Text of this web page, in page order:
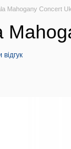
Mahogany Concert